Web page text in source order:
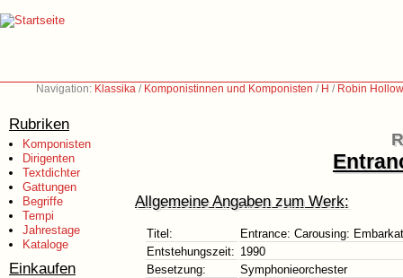
Navigation: Klassika / Komponistinnen und Komponisten / H / Robin
Rubriken
Komponisten
Dirigenten
Textdichter
Gattungen
Begriffe
Tempi
Jahrestage
Kataloge
Einkaufen
Allgemeine Angaben zum Werk:
Titel:
Entrance: Carousing:
Entstehungszeit: 1990
Besetzung:
Symphonieorchester